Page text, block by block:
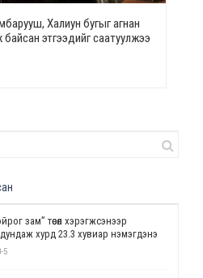
Халиун бугыг агнан
этгээдийг саатуулжээ
зам” төсөл хэрэгжсэнээр
дундаж хурд 23.3 хувиар нэмэгдэнэ
5